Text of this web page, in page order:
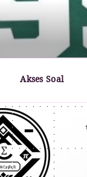
Akses Soal